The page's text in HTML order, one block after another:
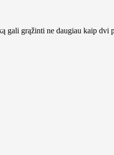
gali grąžinti ne daugiau kaip dvi